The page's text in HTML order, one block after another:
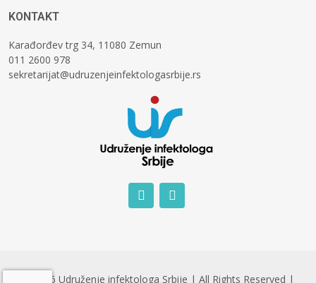
KONTAKT
Karađorđev trg 34, 11080 Zemun
011 2600 978
sekretarijat@udruzenjeinfektologasrbije.rs
© 2026 Udruženje infektologa Srbije | All Rights Reserved |